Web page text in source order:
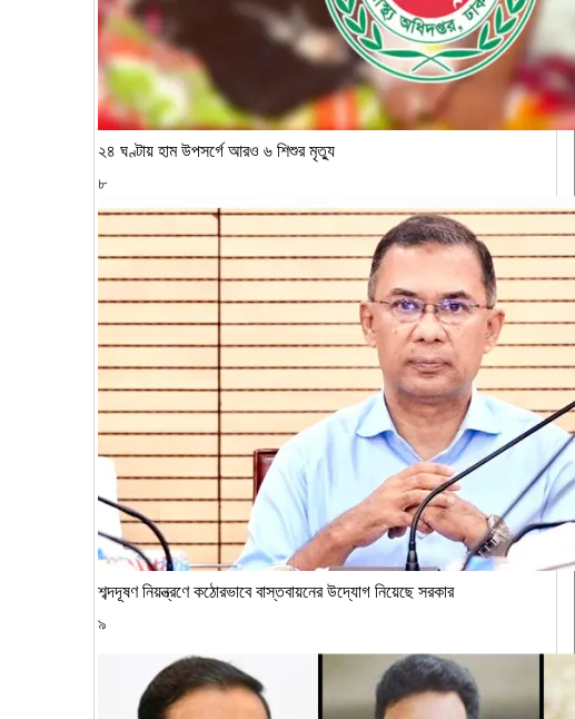
২৪ ঘণ্টায় হাম উপসর্গে আরও ৬ শিশুর মৃত্যু
৮
শব্দদূষণ নিয়ন্ত্রণে কঠোরভাবে বাস্তবায়নের উদ্যোগ নিয়েছে সরকার
৯